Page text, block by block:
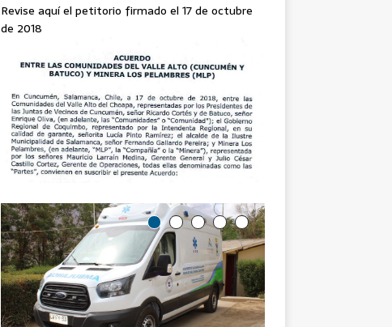
Revise aquí el petitorio firmado el 17 de octubre
de 2018